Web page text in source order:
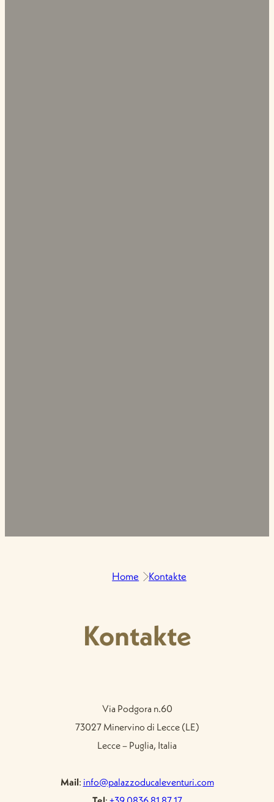
Home Kontakte
Kontakte
Via Podgora n.60
73027 Minervino di Lecce (LE)
Lecce – Puglia, Italia
Mail: info@palazzoducaleventuri.com